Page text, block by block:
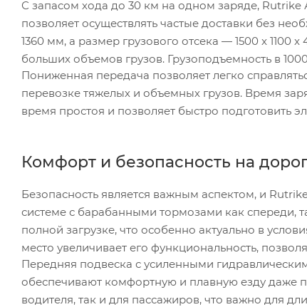
С запасом хода до 30 км на одном заряде, Rutrike
позволяет осуществлять частые доставки без
1360 мм, а размер грузового отсека — 1500 x 1100
больших объемов грузов. Грузоподъемность в
Пониженная передача позволяет легко
перевозке тяжелых и объемных грузов. Время
время простоя и позволяет быстро подготовить
Комфорт и безопасность на
Безопасность является важным аспектом, и
системе с барабанными тормозами как спереди,
полной загрузке, что особенно актуально в
место увеличивает его функциональность,
Передняя подвеска с усиленными
обеспечивают комфортную и плавную езду даже
водителя, так и для пассажиров, что важно для